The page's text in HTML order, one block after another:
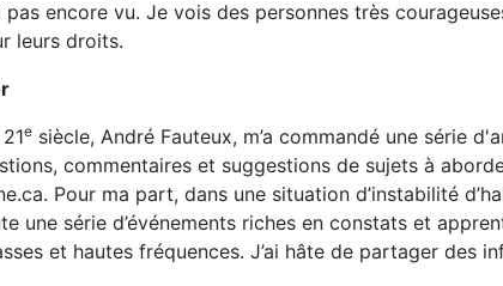
pas encore vu. Je vois des personnes très
leurs droits.
e siècle, André Fauteux, m’a commandé une série
commentaires et suggestions de sujets à
Pour ma part, dans une situation d’instabilité
une série d’événements riches en constats et
et hautes fréquences. J’ai hâte de partager des